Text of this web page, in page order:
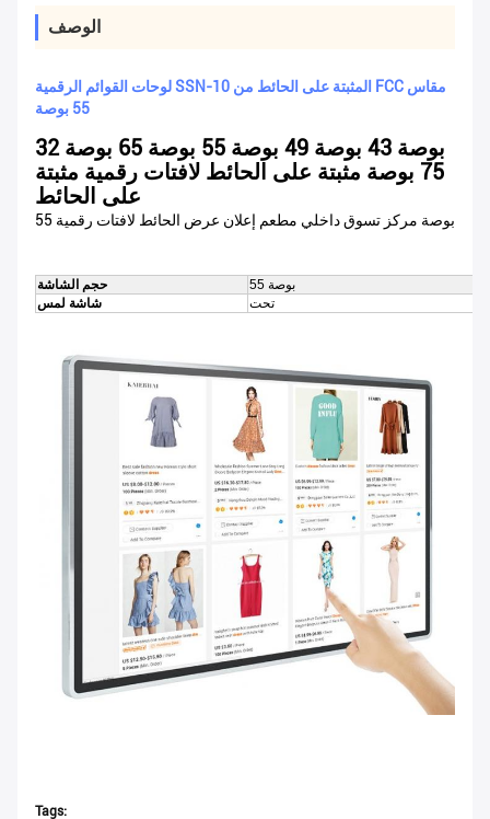
الوصف
لوحات القوائم الرقمية SSN-10 المثبتة على الحائط من FCC مقاس
55 بوصة
32 بوصة 43 بوصة 49 بوصة 55 بوصة 65 بوصة
75 بوصة مثبتة على الحائط لافتات رقمية مثبتة
على الحائط
55 بوصة مركز تسوق داخلي مطعم إعلان عرض الحائط لافتات رقمية
حجم الشاشة
55 بوصة
شاشة لمس
تحت
Tags: